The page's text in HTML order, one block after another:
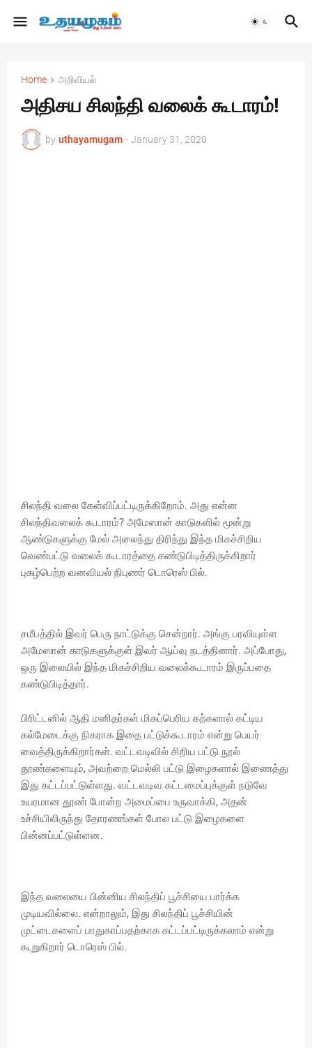
Home அறிவியல்
அதிசய சிலந்தி வலைக் கூடாரம்!
by uthayamugam - January 31, 2020
சிலந்தி வலை கேள்விப்பட்டிருக்கிறோம். அது என்ன
சிலந்திவலைக் கூடாரம்? அமேஸான் காடுகளில் மூன்று
ஆண்டுகளுக்கு மேல் அலைந்து திரிந்து இந்த மிகச்சிறிய
வெண்பட்டு வலைக் கூடாரத்தை கண்டுபிடித்திருக்கிறார்
புகழ்பெற்ற வனவியல் நிபுணர் டொரெஸ் பில்.
சமீபத்தில் இவர் பெரு நாட்டுக்கு சென்றார். அங்கு பரவியுள்ள
அமேஸான் காடுகளுக்குள் இவர் ஆய்வு நடத்தினார். அப்போது,
ஒரு இலையில் இந்த மிகச்சிறிய வலைக்கூடாரம் இருப்பதை
கண்டுபிடித்தார்.
பிரிட்டனில் ஆதி மனிதர்கள் மிகப்பெரிய கற்களால் கட்டிய
கல்மேடைக்கு நிகராக இதை பட்டுக்கூடாரம் என்று பெயர்
வைத்திருக்கிறார்கள். வட்டவடிவில் சிறிய பட்டு நூல்
தூண்களையும், அவற்றை மெல்லி பட்டு இழைகளால் இணைத்து
இது கட்டப்பட்டுள்ளது. வட்டவடிவ கட்டமைப்புக்குள் நடுவே
உயரமான தூண் போன்ற அமைப்பை உருவாக்கி, அதன்
உச்சியிலிருந்து தோரணங்கள் போல பட்டு இழைகளை
பின்னப்பட்டுள்ளன.
இந்த வலையை பின்னிய சிலந்திப் பூச்சியை பார்க்க
முடியவில்லை. என்றாலும், இது சிலந்திப் பூச்சியின்
முட்டைகளைப் பாதுகாப்பதற்காக கட்டப்பட்டிருக்கலாம் என்று
கூறுகிறார் டொரெஸ் பில்.